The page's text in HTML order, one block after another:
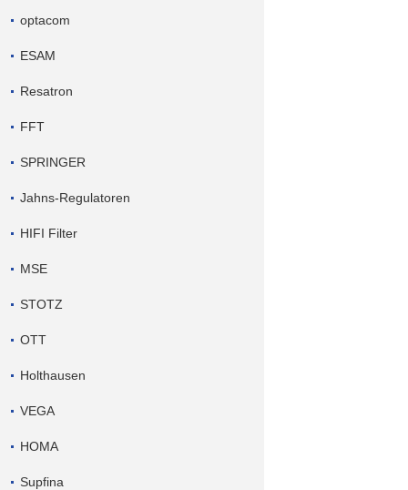
optacom
ESAM
Resatron
FFT
SPRINGER
Jahns-Regulatoren
HIFI Filter
MSE
STOTZ
OTT
Holthausen
VEGA
HOMA
Supfina